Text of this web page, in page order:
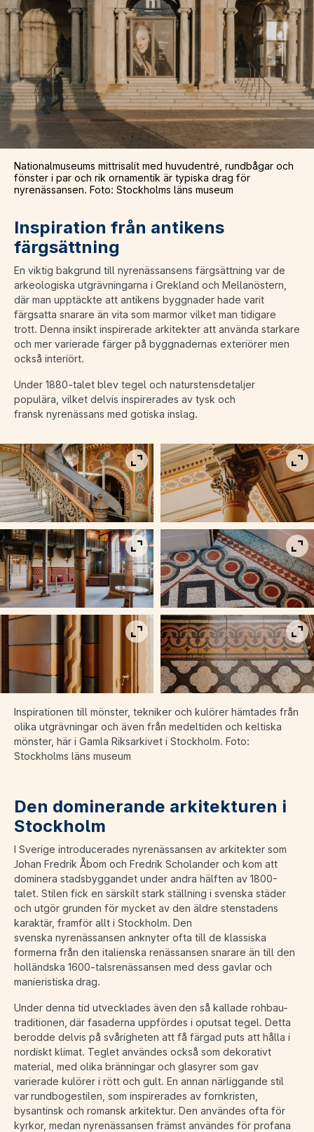
Nationalmuseums mittrisalit med huvudentré, rundbågar och
fönster i par och rik ornamentik är typiska drag för
nyrenässansen. Foto: Stockholms läns museum
Inspiration från antikens
färgsättning
En viktig bakgrund till nyrenässansens färgsättning var de
arkeologiska utgrävningarna i Grekland och Mellanöstern,
där man upptäckte att antikens byggnader hade varit
färgsatta snarare än vita som marmor vilket man tidigare
trott. Denna insikt inspirerade arkitekter att använda starkare
och mer varierade färger på byggnadernas exteriörer men
också interiört.
Under 1880-talet blev tegel och naturstensdetaljer
populära, vilket delvis inspirerades av tysk och
fransk nyrenässans med gotiska inslag.
Visa bild i fullskärm
Visa bild i fullskärm
Visa bild i fullskärm
Inspirationen till mönster, tekniker och kulörer hämtades från
olika utgrävningar och även från medeltiden och keltiska
mönster, här i Gamla Riksarkivet i Stockholm. Foto:
Stockholms läns museum
Den dominerande arkitekturen i
Stockholm
I Sverige introducerades nyrenässansen av arkitekter som
Johan Fredrik Åbom och Fredrik Scholander och kom att
dominera stadsbyggandet under andra hälften av 1800-
talet. Stilen fick en särskilt stark ställning i svenska städer
och utgör grunden för mycket av den äldre stenstadens
karaktär, framför allt i Stockholm. Den
svenska nyrenässansen anknyter ofta till de klassiska
formerna från den italienska renässansen snarare än till den
holländska 1600-talsrenässansen med dess gavlar och
manieristiska drag.
Under denna tid utvecklades även den så kallade rohbau-
traditionen, där fasaderna uppfördes i oputsat tegel. Detta
berodde delvis på svårigheten att få färgad puts att hålla i
nordiskt klimat. Teglet användes också som dekorativt
material, med olika bränningar och glasyrer som gav
varierade kulörer i rött och gult. En annan närliggande stil
var rundbogestilen, som inspirerades av fornkristen,
bysantinsk och romansk arkitektur. Den användes ofta för
kyrkor, medan nyrenässansen främst användes för profana